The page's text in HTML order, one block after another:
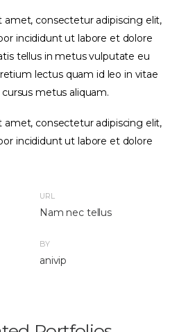
amet, consectetur adipiscing elit,
incididunt ut labore et dolore
tellus in metus vulputate eu
lectus quam id leo in vitae
metus aliquam.
amet, consectetur adipiscing elit,
incididunt ut labore et dolore
URL
Nam nec tellus
BY
anivip